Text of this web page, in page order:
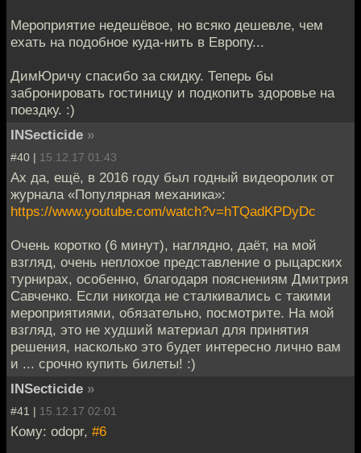
Мероприятие недешёвое, но всяко дешевле, чем
ехать на подобное куда-нить в Европу...
ДимЮричу спасибо за скидку. Теперь бы
забронировать гостиницу и подкопить здоровье на
поездку. :)
INSecticide »
#40 | 15.12.17 01:43
Ах да, ещё, в 2016 году был годный видеоролик от
журнала «Популярная механика»:
https://www.youtube.com/watch?v=hTQadKPDyDc
Очень коротко (6 минут), наглядно, даёт, на мой
взгляд, очень неплохое представление о рыцарских
турнирах, особенно, благодаря пояснениям Дмитрия
Савченко. Если никогда не сталкивались с такими
мероприятиями, обязательно, посмотрите. На мой
взгляд, это не худший материал для принятия
решения, насколько это будет интересно лично вам
и ... срочно купить билеты! :)
INSecticide »
#41 | 15.12.17 02:01
Кому: odopr, #6